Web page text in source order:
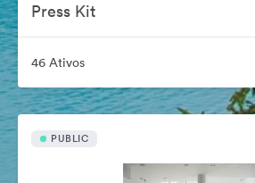
Press Kit
46 Ativos
PUBLIC